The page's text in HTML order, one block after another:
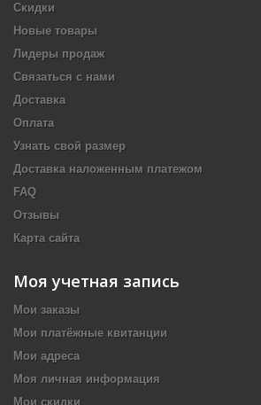
Скидки
Новые товары
Лидеры продаж
Связаться с нами
Доставка
Оплата
Узнать свой размер
Доставка наложенным платежом
FAQ
Отзывы
Карта сайта
Моя учетная запись
Мои заказы
Мои платёжные квитанции
Мои адреса
Моя личная информация
Мои скидки